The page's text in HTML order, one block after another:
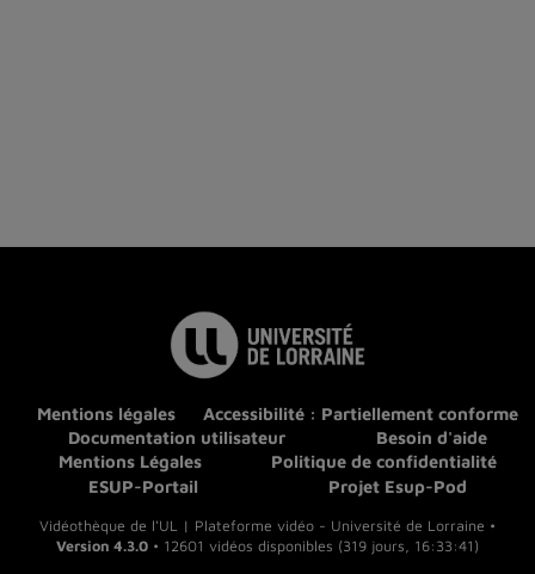
Mentions légales
Accessibilité : Partiellement conforme
Documentation utilisateur
Besoin d'aide
Mentions Légales
Politique de confidentialité
ESUP-Portail
Projet Esup-Pod
Vidéothèque de l'UL | Plateforme vidéo - Université de Lorraine •
Version 4.3.0 • 12601 vidéos disponibles (319 jours, 16:33:41)